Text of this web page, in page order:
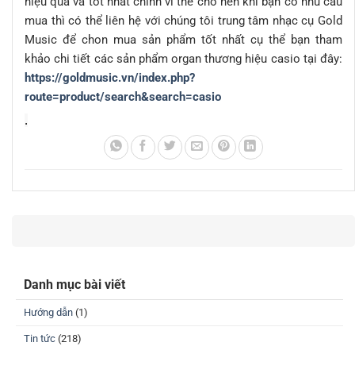
mua thì có thể liên hệ với chúng tôi trung tâm nhạc cụ Gold
Music để chon mua sản phẩm tốt nhất cụ thể bạn tham
khảo chi tiết các sản phẩm organ thương hiệu casio tại đây:
https://goldmusic.vn/index.php?
route=product/search&search=casio
.
Danh mục bài viết
Hướng dẫn (1)
Tin tức (218)